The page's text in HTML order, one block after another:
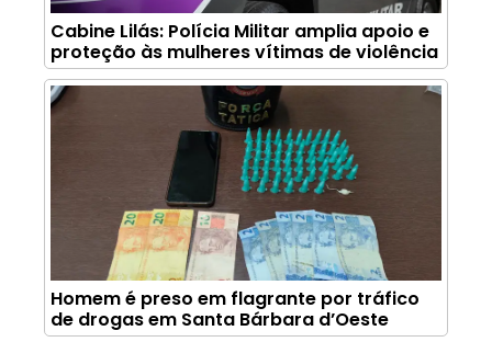
Cabine Lilás: Polícia Militar amplia apoio e
proteção às mulheres vítimas de violência
Homem é preso em flagrante por tráfico
de drogas em Santa Bárbara d’Oeste